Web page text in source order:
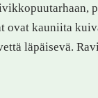
ovat kauniita
läpäisevä.